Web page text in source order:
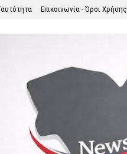
Επικοινωνία - Όροι Χρήσης